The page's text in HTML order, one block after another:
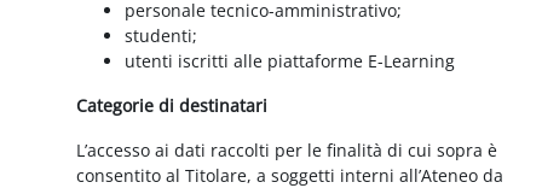
personale tecnico-amministrativo;
studenti;
utenti iscritti alle piattaforme E-Learning
Categorie di destinatari
L’accesso ai dati raccolti per le finalità di cui sopra è
consentito al Titolare, a soggetti interni all’Ateneo da